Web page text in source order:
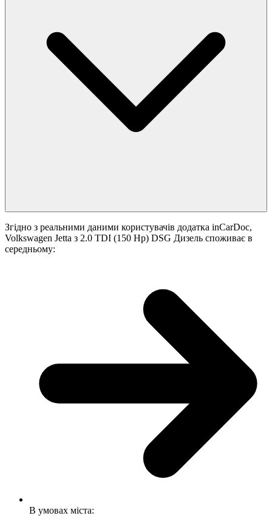
Згідно з реальними даними користувачів додатка inCarDoc,
Volkswagen Jetta з 2.0 TDI (150 Hp) DSG Дизель споживає в
середньому:
В умовах міста: